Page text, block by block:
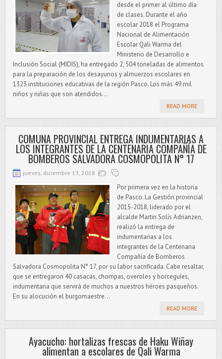
desde el primer al último día
de clases. Durante el año
escolar 2018 el Programa
Nacional de Alimentación
Escolar Qali Warma del
Ministerio de Desarrollo e
Inclusión Social (MIDIS), ha entregado 2, 504 toneladas de alimentos
para la preparación de los desayunos y almuerzos escolares en
1323 instituciones educativas de la región Pasco. Los más 49 mil
niños y niñas que son atendidos...
READ MORE
COMUNA PROVINCIAL ENTREGA INDUMENTARIAS A
LOS INTEGRANTES DE LA CENTENARIA COMPAÑÍA DE
BOMBEROS SALVADORA COSMOPOLITA N° 17
jueves, diciembre 13, 2018
Por primera vez en la historia
de Pasco. La Gestión provincial
2015-2018, liderado por el
alcalde Martin Solís Adrianzen,
realizó la entrega de
indumentarias a los
integrantes de la Centenaria
Compañía de Bomberos
Salvadora Cosmopolita N° 17, por su labor sacrificada. Cabe resaltar,
que se entregaron 40 casacas, chompas, overoles y borceguíes,
indumentaria que servirá de muchos a nuestros héroes pasqueños.
En su alocución el burgomaestre...
READ MORE
Ayacucho: hortalizas frescas de Haku Wiñay
alimentan a escolares de Qali Warma